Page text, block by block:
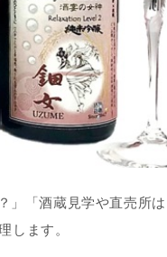
」「酒蔵見学や直売所は
します。